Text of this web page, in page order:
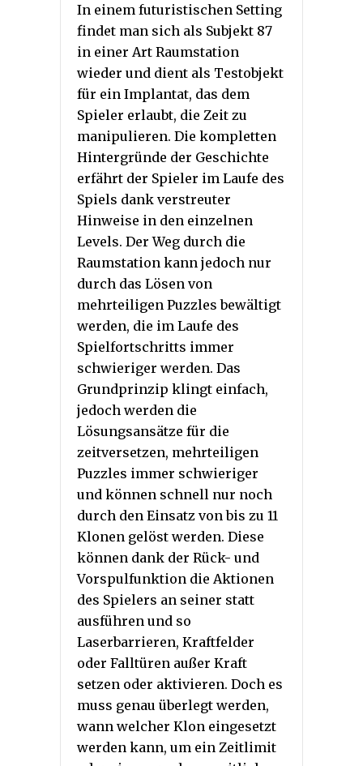
In einem futuristischen Setting
findet man sich als Subjekt 87
in einer Art Raumstation
wieder und dient als Testobjekt
für ein Implantat, das dem
Spieler erlaubt, die Zeit zu
manipulieren. Die kompletten
Hintergründe der Geschichte
erfährt der Spieler im Laufe des
Spiels dank verstreuter
Hinweise in den einzelnen
Levels. Der Weg durch die
Raumstation kann jedoch nur
durch das Lösen von
mehrteiligen Puzzles bewältigt
werden, die im Laufe des
Spielfortschritts immer
schwieriger werden. Das
Grundprinzip klingt einfach,
jedoch werden die
Lösungsansätze für die
zeitversetzen, mehrteiligen
Puzzles immer schwieriger
und können schnell nur noch
durch den Einsatz von bis zu 11
Klonen gelöst werden. Diese
können dank der Rück- und
Vorspulfunktion die Aktionen
des Spielers an seiner statt
ausführen und so
Laserbarrieren, Kraftfelder
oder Falltüren außer Kraft
setzen oder aktivieren. Doch es
muss genau überlegt werden,
wann welcher Klon eingesetzt
werden kann, um ein Zeitlimit